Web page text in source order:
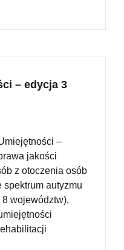
– edycja 3
–
jakości
z otoczenia osób
spektrum autyzmu
8 województw),